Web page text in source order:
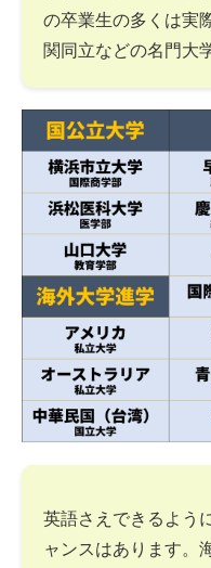
の卒業生の多くは実
関同立などの名門大
英語さえできるよう
ャンスはあります。